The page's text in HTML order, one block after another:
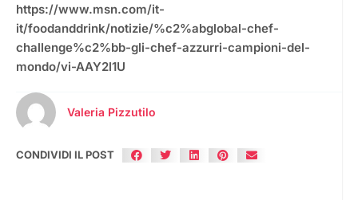
https://www.msn.com/it-
it/foodanddrink/notizie/%c2%abglobal-chef-
challenge%c2%bb-gli-chef-azzurri-campioni-del-
mondo/vi-AAY2l1U
Valeria Pizzutilo
CONDIVIDI IL POST